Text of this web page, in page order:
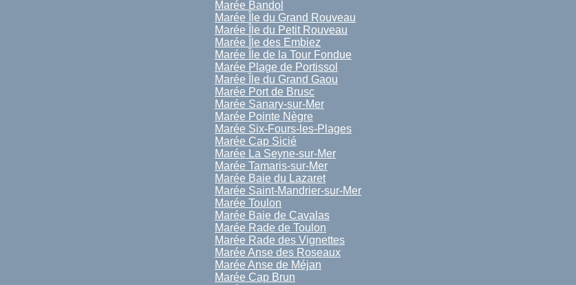
Marée Bandol
Marée Île du Grand Rouveau
Marée Île du Petit Rouveau
Marée Île des Embiez
Marée Île de la Tour Fondue
Marée Plage de Portissol
Marée Île du Grand Gaou
Marée Port de Brusc
Marée Sanary-sur-Mer
Marée Pointe Nègre
Marée Six-Fours-les-Plages
Marée Cap Sicié
Marée La Seyne-sur-Mer
Marée Tamaris-sur-Mer
Marée Baie du Lazaret
Marée Saint-Mandrier-sur-Mer
Marée Toulon
Marée Baie de Cavalas
Marée Rade de Toulon
Marée Rade des Vignettes
Marée Anse des Roseaux
Marée Anse de Méjan
Marée Cap Brun